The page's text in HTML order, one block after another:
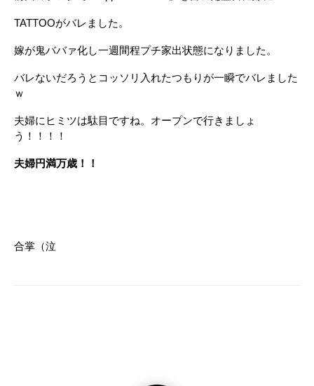
TATTOOがバレました。
嫁が鬼ババァ化し一週間程プチ家出状態になりました。
バレないだろうとコッソリ入れたつもりが一瞬でバレました
ｗ
夫婦にヒミツは駄目ですね。オープンで行きましょ
う！！！！
夫婦円満万歳！！
合掌（泣